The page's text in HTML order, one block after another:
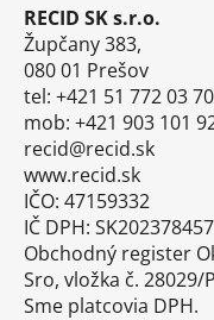
RECID SK s.r.o.
Župčany 383,
080 01 Prešov
tel: +421 51 772 03 70
mob: +421 903 101
recid@recid.sk
www.recid.sk
IČO: 47159332
IČ DPH:
Obchodný register
Sro, vložka č. 28029/P
Sme platcovia DPH.